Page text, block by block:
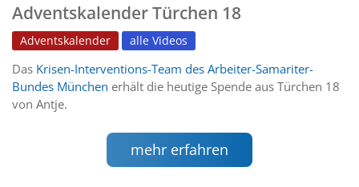
Adventskalender Türchen 18
Adventskalender alle Videos
Das Krisen-Interventions-Team des Arbeiter-Samariter-
Bundes München erhält die heutige Spende aus Türchen 18
von Antje.
mehr erfahren